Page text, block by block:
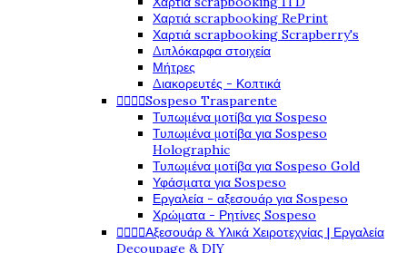
Χαρτιά scrapbooking RePrint
Χαρτιά scrapbooking Scrapberry's
Διπλόκαρφα στοιχεία
Μήτρες
Διακορευτές - Κοπτικά
Sospeso Trasparente
Τυπωμένα μοτίβα για Sospeso
Τυπωμένα μοτίβα για Sospeso
Holographic
Τυπωμένα μοτίβα για Sospeso Gold
Υφάσματα για Sospeso
Εργαλεία - αξεσουάρ για Sospeso
Χρώματα - Ρητίνες Sospeso
Αξεσουάρ & Υλικά Χειροτεχνίας | Εργαλεία
Decoupage & DIY